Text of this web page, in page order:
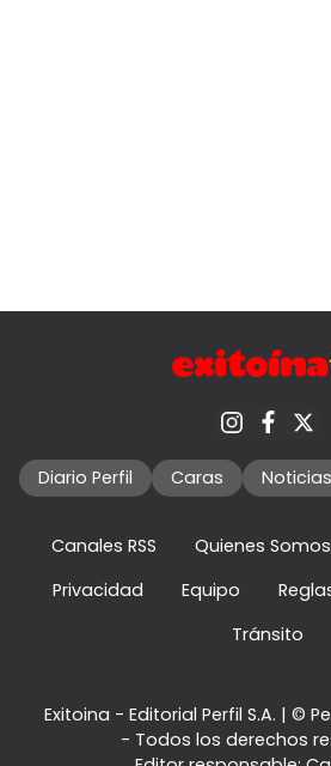
Diario Perfil Caras Noticias
Canales RSS Quienes Somos
Privacidad
Equipo
Tránsito
Exitoina - Editorial Perfil S.A. | ©
- Todos los derechos